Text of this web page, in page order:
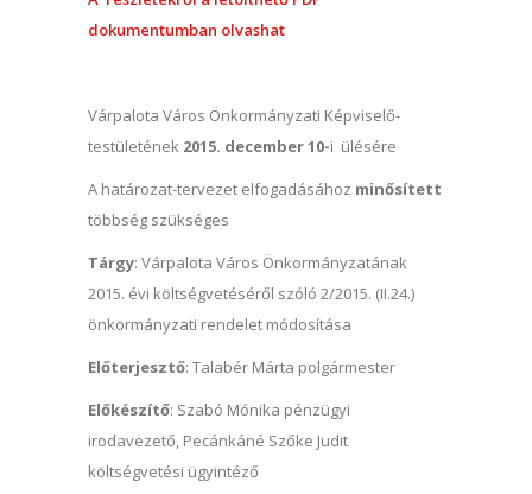
dokumentumban olvashat
Várpalota Város Önkormányzati Képviselő-
testületének 2015. december 10-i ülésére
A határozat-tervezet elfogadásához minősített
többség szükséges
Tárgy: Várpalota Város Önkormányzatának
2015. évi költségvetéséről szóló 2/2015. (II.24.)
önkormányzati rendelet módosítása
Előterjesztő: Talabér Márta polgármester
Előkészítő: Szabó Mónika pénzügyi
irodavezető, Pecánkáné Szőke Judit
költségvetési ügyintéző